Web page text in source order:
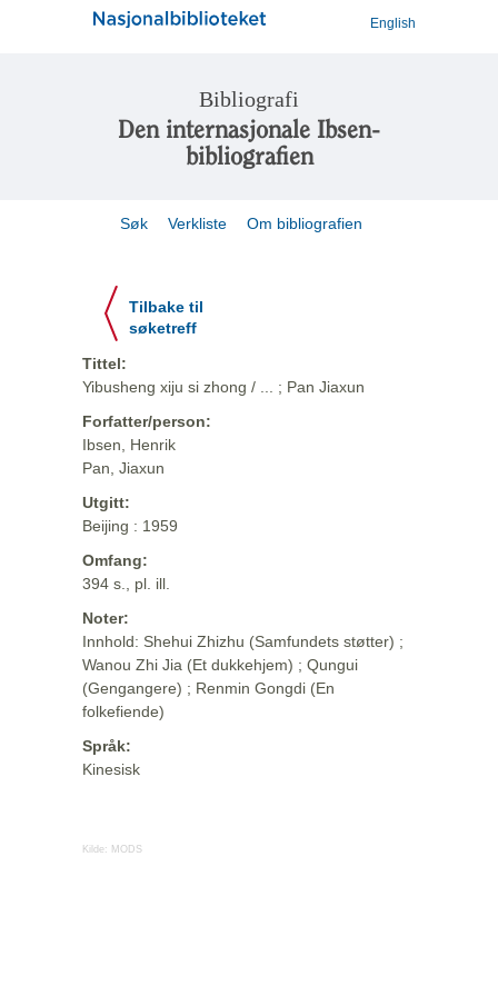
English
Bibliografi
Den internasjonale Ibsen-
bibliografien
Søk Verkliste Om bibliografien
Tilbake til
søketreff
Tittel:
Yibusheng xiju si zhong / ... ; Pan Jiaxun
Forfatter/person:
Ibsen, Henrik
Pan, Jiaxun
Utgitt:
Beijing : 1959
Omfang:
394 s., pl. ill.
Noter:
Innhold: Shehui Zhizhu (Samfundets støtter) ;
Wanou Zhi Jia (Et dukkehjem) ; Qungui
(Gengangere) ; Renmin Gongdi (En
folkefiende)
Språk:
Kinesisk
Kilde: MODS